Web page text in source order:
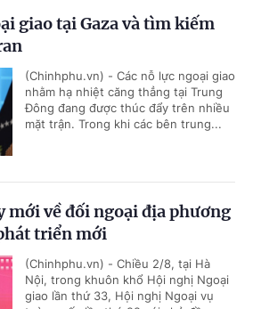
giao tại Gaza và tìm kiếm
(Chinhphu.vn) - Các nỗ lực ngoại giao
nhằm hạ nhiệt căng thẳng tại Trung
Đông đang được thúc đẩy trên nhiều
mặt trận. Trong khi các bên trung...
về đối ngoại địa phương
triển mới
(Chinhphu.vn) - Chiều 2/8, tại Hà
Nội, trong khuôn khổ Hội nghị Ngoại
giao lần thứ 33, Hội nghị Ngoại vụ